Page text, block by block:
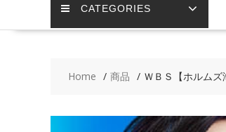
CATEGORIES
Home 商品 ＷＢＳ【ホルム